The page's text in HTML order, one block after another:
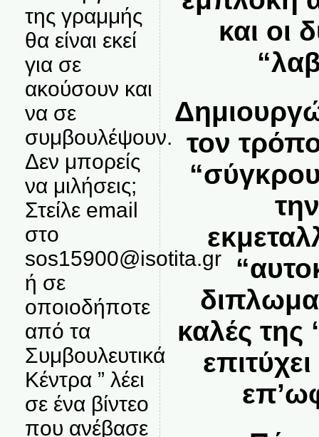
της γραμμής
θα είναι εκεί
για σε
ακούσουν και
να σε
συμβουλέψουν.
Δεν μπορείς
να μιλήσεις;
Στείλε email
στο
sos15900@isotita.gr
ή σε
οποιοδήποτε
από τα
Συμβουλευτικά
Κέντρα ” λέει
σε ένα βίντεο
που ανέβασε
και οι
τον
καλές της